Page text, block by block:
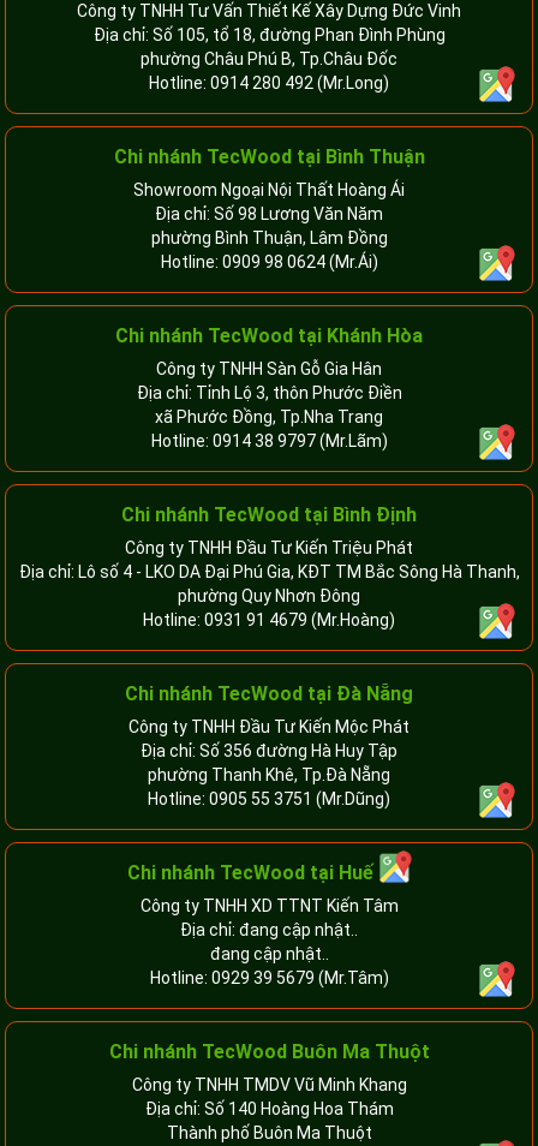
Công ty TNHH Tư Vấn Thiết Kế Xây Dựng Đức Vinh
Địa chỉ: Số 105, tổ 18, đường Phan Đình Phùng
phường Châu Phú B, Tp.Châu Đốc
Hotline: 0914 280 492(Mr.Long)
Chi nhánh TecWood tại Bình Thuận
Showroom Ngoại Nội Thất Hoàng Ái
Địa chỉ: Số 98 Lương Văn Năm
phường Bình Thuận, Lâm Đồng
Hotline: 0909 98 0624(Mr.Ái)
Chi nhánh TecWood tại Khánh Hòa
Công ty TNHH Sàn Gỗ Gia Hân
Địa chỉ: Tỉnh Lộ 3, thôn Phước Điền
xã Phước Đồng, Tp.Nha Trang
Hotline: 0914 38 9797(Mr.Lãm)
Chi nhánh TecWood tại Bình Định
Công ty TNHH Đầu Tư Kiến Triệu Phát
Địa chỉ: Lô số 4 - LKO DA Đại Phú Gia, KĐT TM Bắc Sông Hà Thanh,
phường Quy Nhơn Đông
Hotline: 0931 91 4679 (Mr.Hoàng)
Chi nhánh TecWood tại Đà Nẵng
Công ty TNHH Đầu Tư Kiến Mộc Phát
Địa chỉ: Số 356 đường Hà Huy Tập
phường Thanh Khê, Tp.Đà Nẵng
Hotline: 0905 55 3751 (Mr.Dũng)
Chi nhánh TecWood tại Huế
Công ty TNHH XD TTNT Kiến Tâm
Địa chỉ: đang cập nhật..
đang cập nhật..
Hotline: 0929 39 5679 (Mr.Tâm)
Chi nhánh TecWood Buôn Ma Thuột
Công ty TNHH TMDV Vũ Minh Khang
Địa chỉ: Số 140 Hoàng Hoa Thám
Thành phố Buôn Ma Thuột